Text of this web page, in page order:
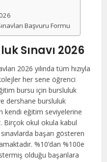
Başvuru Formu
Sınavı 2026
2026 yılında tüm hızıyla
her sene öğrenci
bursu için bursluluk
dershane bursluluk
kendi eğitim seviyelerine
Birçok okul okula kabul
sınavlarda başarı gösteren
%10’dan %100e
olduğu başarılara